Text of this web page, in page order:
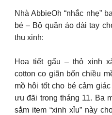
Nhà AbbieOh “nhắc nhẹ”
bé – Bộ quần áo dài tay
thu xinh:
Họa tiết gấu – thỏ xinh
cotton co giãn bốn chiều
mồ hôi tốt cho bé cảm
ưu đãi trong tháng 11. Ba
sắm item “xinh xỉu” này